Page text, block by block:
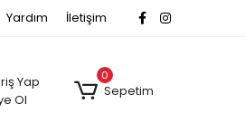
Yardım İletişim
Yap
Ol
0
Sepetim